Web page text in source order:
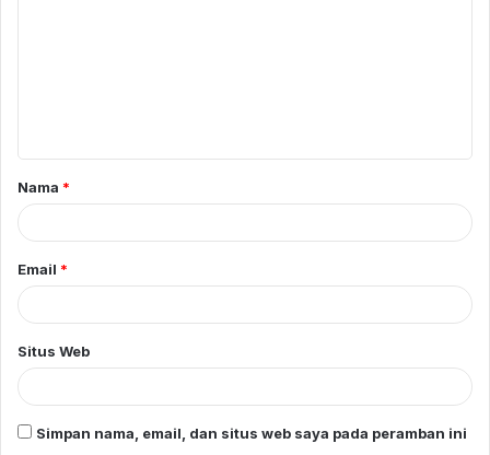
a
r
Nama *
Email *
Situs Web
Simpan nama, email, dan situs web saya pada peramban ini